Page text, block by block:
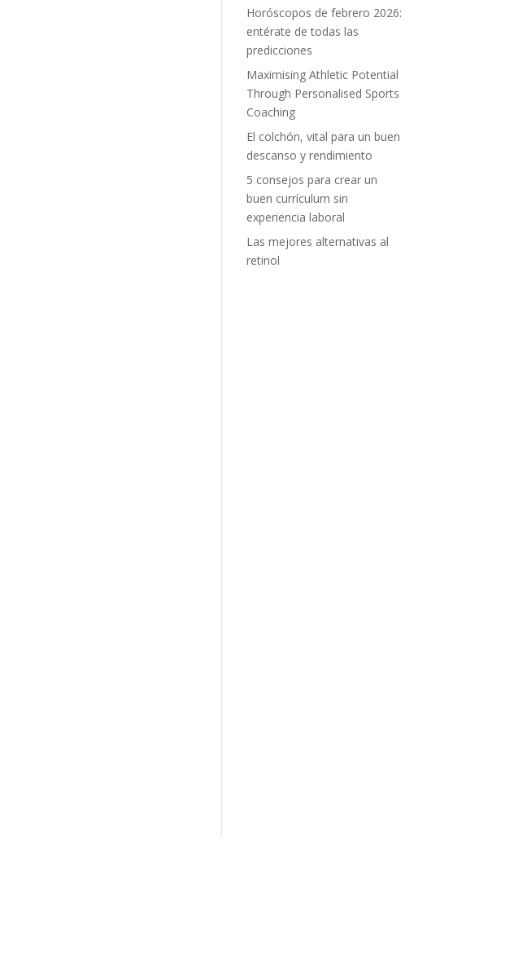
Horóscopos de febrero 2026:
entérate de todas las
predicciones
Maximising Athletic Potential
Through Personalised Sports
Coaching
El colchón, vital para un buen
descanso y rendimiento
5 consejos para crear un
buen currículum sin
experiencia laboral
Las mejores alternativas al
retinol